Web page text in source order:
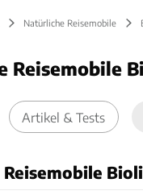
Natürliche Reisemobile
Reisemobile
Artikel & Tests